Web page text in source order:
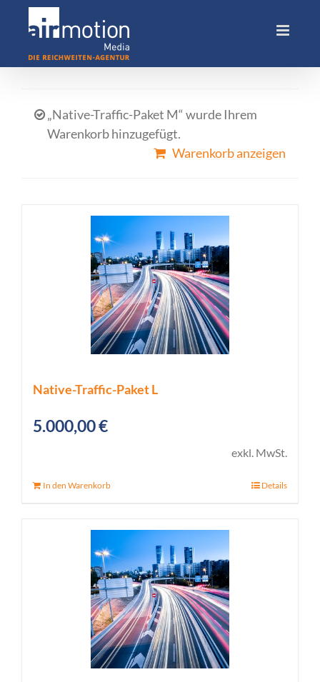
„Native-Traffic-Paket M“ wurde Ihrem
Warenkorb hinzugefügt.
Warenkorb anzeigen
Native-Traffic-Paket L
5.000,00€
exkl. MwSt.
In den Warenkorb Details